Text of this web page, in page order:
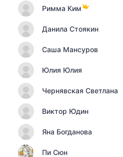
Римма Ким
Данила Стоякин
Саша Мансуров
Юлия Юлия
Чернявская Светлана
Виктор Юдин
Яна Богданова
Пи Сюн